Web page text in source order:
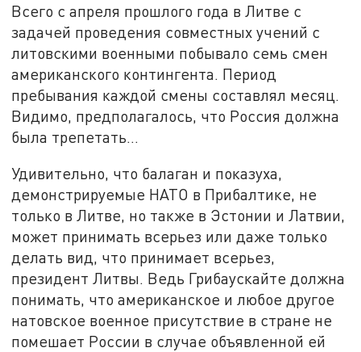
Всего с апреля прошлого года в Литве с
задачей проведения совместных учений с
литовскими военными побывало семь смен
американского контингента. Период
пребывания каждой смены составлял месяц.
Видимо, предполагалось, что Россия должна
была трепетать…
Удивительно, что балаган и показуха,
демонстрируемые НАТО в Прибалтике, не
только в Литве, но также в Эстонии и Латвии,
может принимать всерьез или даже только
делать вид, что принимает всерьез,
президент Литвы. Ведь Грибаускайте должна
понимать, что американское и любое другое
натовское военное присутствие в стране не
помешает России в случае объявленной ей